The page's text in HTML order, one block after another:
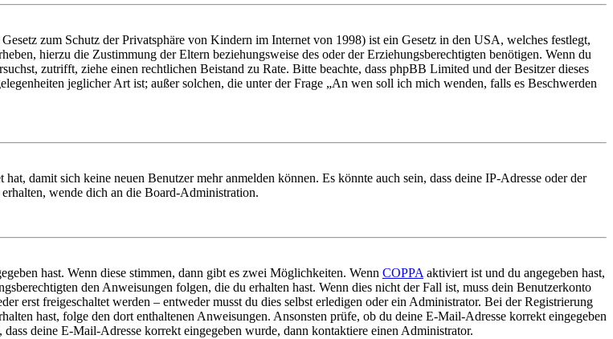
zum Schutz der Privatsphäre von Kindern im Internet von 1998) ist ein Gesetz in den USA, welches festlegt,
hierzu die Zustimmung der Eltern beziehungsweise des oder der Erziehungsberechtigten benötigen. Wenn du
zutrifft, ziehe einen rechtlichen Beistand zu Rate. Bitte beachte, dass phpBB Limited und der Besitzer dieses
jeglicher Art ist; außer solchen, die unter der Frage „An wen soll ich mich wenden, falls es Beschwerden
damit sich keine neuen Benutzer mehr anmelden können. Es könnte auch sein, dass deine IP-Adresse oder der
wende dich an die Board-Administration.
hast. Wenn diese stimmen, dann gibt es zwei Möglichkeiten. Wenn COPPA aktiviert ist und du angegeben hast,
den Anweisungen folgen, die du erhalten hast. Wenn dies nicht der Fall ist, muss dein Benutzerkonto
erst freigeschaltet werden – entweder musst du dies selbst erledigen oder ein Administrator. Bei der Registrierung
hast, folge den dort enthaltenen Anweisungen. Ansonsten prüfe, ob du deine E-Mail-Adresse korrekt eingegeben
deine E-Mail-Adresse korrekt eingegeben wurde, dann kontaktiere einen Administrator.